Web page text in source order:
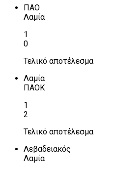
ΠΑΟ
Λαμία
1
0
Τελικό αποτέλεσμα
Λαμία
ΠΑΟΚ
1
2
Τελικό αποτέλεσμα
Λεβαδειακός
Λαμία